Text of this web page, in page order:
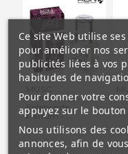
PRINCESSE -
Essence de
Parfum -...
-
-...
Ce site Web utilise
pour améliorer nos
publicités liées à vos
habitudes de
Pour donner votre
appuyez sur le bouton
Nous utilisons des
annonces, afin de